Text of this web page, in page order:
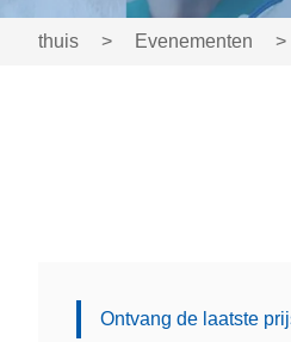
thuis > Evenementen >
Ontvang de laatste